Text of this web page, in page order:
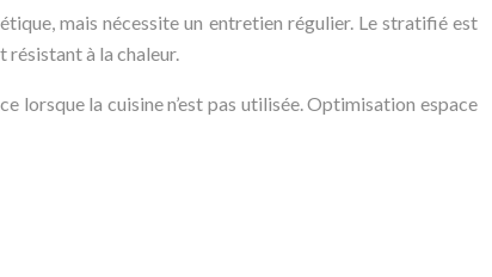
mais nécessite un entretien régulier. Le stratifié est
résistant à la chaleur.
lorsque la cuisine n’est pas utilisée. Optimisation espace